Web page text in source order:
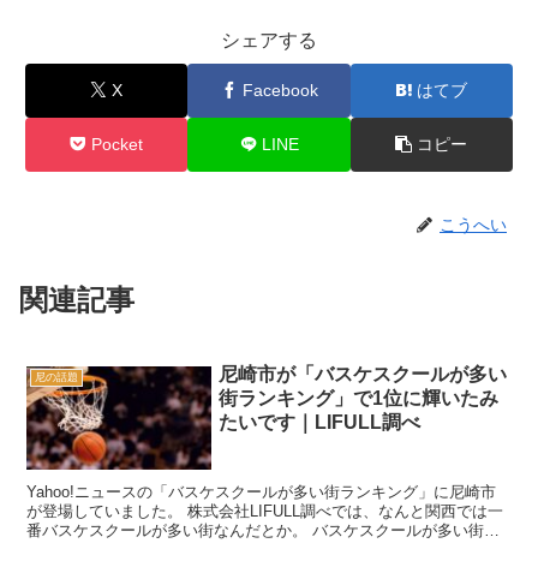
シェアする
X Facebook はてブ
Pocket LINE コピー
こうへい
関連記事
尼の話題
尼崎市が「バスケスクールが多い
街ランキング」で1位に輝いたみ
たいです｜LIFULL調べ
Yahoo!ニュースの「バスケスクールが多い街ランキング」に尼崎市
が登場していました。 株式会社LIFULL調べでは、なんと関西では一
番バスケスクールが多い街なんだとか。 バスケスクールが多い街ラ